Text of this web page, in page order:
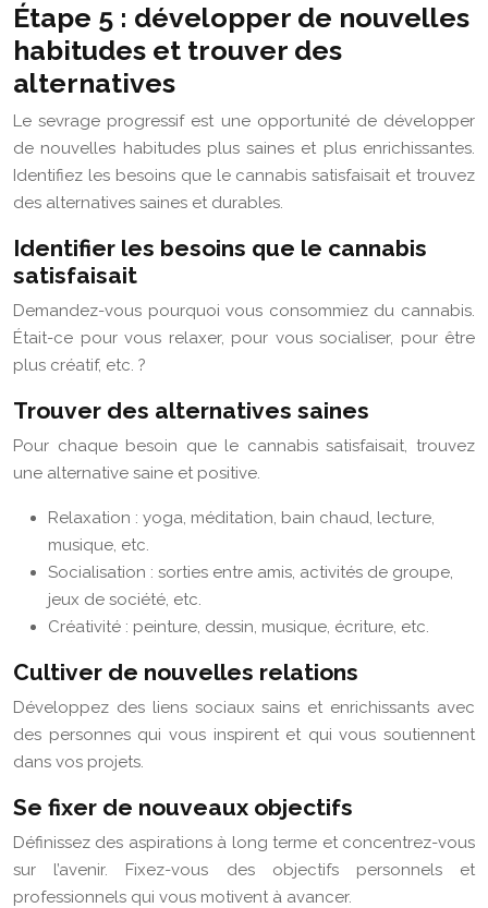
Étape 5 : développer de nouvelles
habitudes et trouver des
alternatives
Le sevrage progressif est une opportunité de développer
de nouvelles habitudes plus saines et plus enrichissantes.
Identifiez les besoins que le cannabis satisfaisait et trouvez
des alternatives saines et durables.
Identifier les besoins que le cannabis
satisfaisait
Demandez-vous pourquoi vous consommiez du cannabis.
Était-ce pour vous relaxer, pour vous socialiser, pour être
plus créatif, etc. ?
Trouver des alternatives saines
Pour chaque besoin que le cannabis satisfaisait, trouvez
une alternative saine et positive.
Relaxation : yoga, méditation, bain chaud, lecture,
musique, etc.
Socialisation : sorties entre amis, activités de groupe,
jeux de société, etc.
Créativité : peinture, dessin, musique, écriture, etc.
Cultiver de nouvelles relations
Développez des liens sociaux sains et enrichissants avec
des personnes qui vous inspirent et qui vous soutiennent
dans vos projets.
Se fixer de nouveaux objectifs
Définissez des aspirations à long terme et concentrez-vous
sur l’avenir. Fixez-vous des objectifs personnels et
professionnels qui vous motivent à avancer.